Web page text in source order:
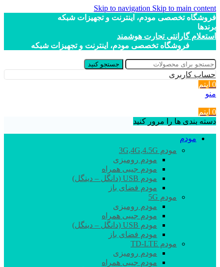
Skip to navigation Skip to main content
فروشگاه تخصصی مودم، اینترنت و تجهیزات شبکه
برندها
استعلام گارانتی تجارت هوشمند
فروشگاه تخصصی مودم، اینترنت و تجهیزات شبکه
جستجو کنید
حساب کاربری
0 آیتم
منو
0 آیتم
دسته بندی ها را مرور کنید
مودم
مودم 3G,4G,4.5G
مودم رومیزی
مودم جیبی همراه
مودم USB (دانگل – دینگل)
مودم فضای باز
مودم 5G
مودم رومیزی
مودم جیبی همراه
مودم USB (دانگل – دینگل)
مودم فضای باز
مودم TD-LTE
مودم رومیزی
مودم جیبی همراه